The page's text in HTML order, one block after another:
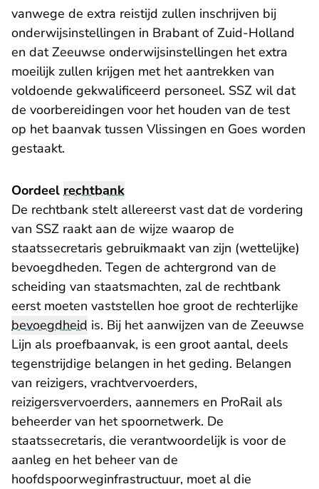
vanwege de extra reistijd zullen inschrijven bij
onderwijsinstellingen in Brabant of Zuid-Holland
en dat Zeeuwse onderwijsinstellingen het extra
moeilijk zullen krijgen met het aantrekken van
voldoende gekwalificeerd personeel. SSZ wil dat
de voorbereidingen voor het houden van de test
op het baanvak tussen Vlissingen en Goes worden
gestaakt.
Oordeel rechtbank
De rechtbank stelt allereerst vast dat de vordering
van SSZ raakt aan de wijze waarop de
staatssecretaris gebruikmaakt van zijn (wettelijke)
bevoegdheden. Tegen de achtergrond van de
scheiding van staatsmachten, zal de rechtbank
eerst moeten vaststellen hoe groot de rechterlijke
bevoegdheid is. Bij het aanwijzen van de Zeeuwse
Lijn als proefbaanvak, is een groot aantal, deels
tegenstrijdige belangen in het geding. Belangen
van reizigers, vrachtvervoerders,
reizigersvervoerders, aannemers en ProRail als
beheerder van het spoornetwerk. De
staatssecretaris, die verantwoordelijk is voor de
aanleg en het beheer van de
hoofdspoorweginfrastructuur, moet al die